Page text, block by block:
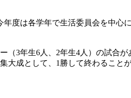
度は各学年で生活委員会を中心
（3年生6人、2年生4人）の試合が
大成として、1勝して終わること